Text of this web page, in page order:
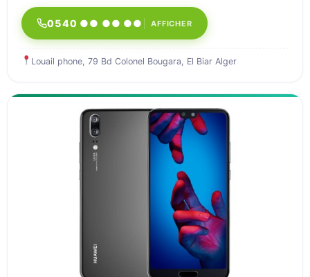
0540 ●● ●● ●● AFFICHER
Louail phone, 79 Bd Colonel Bougara, El Biar Alger